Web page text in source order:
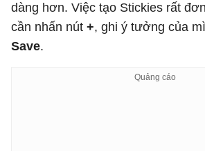
dàng hơn. Việc tạo Stickies rất
cần nhấn nút +, ghi ý tưởng của
Save.